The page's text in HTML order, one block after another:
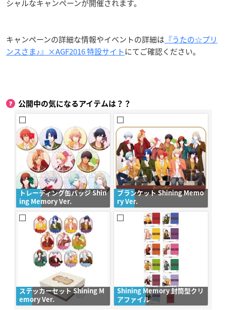
シャルなキャンペーンが開催されます。
キャンペーンの詳細な情報やイベントの詳細は 『うたの☆プリ
ンスさま♪』×AGF2016 特設サイトにてご確認ください。
公開中の気になるアイテムは？？
トレーディング缶バッジ Shin
ing Memory Ver.
ブランケット Shining Memo
ry Ver.
ステッカーセット Shining M
emory Ver.
Shining Memory 封筒型クリ
アファイル